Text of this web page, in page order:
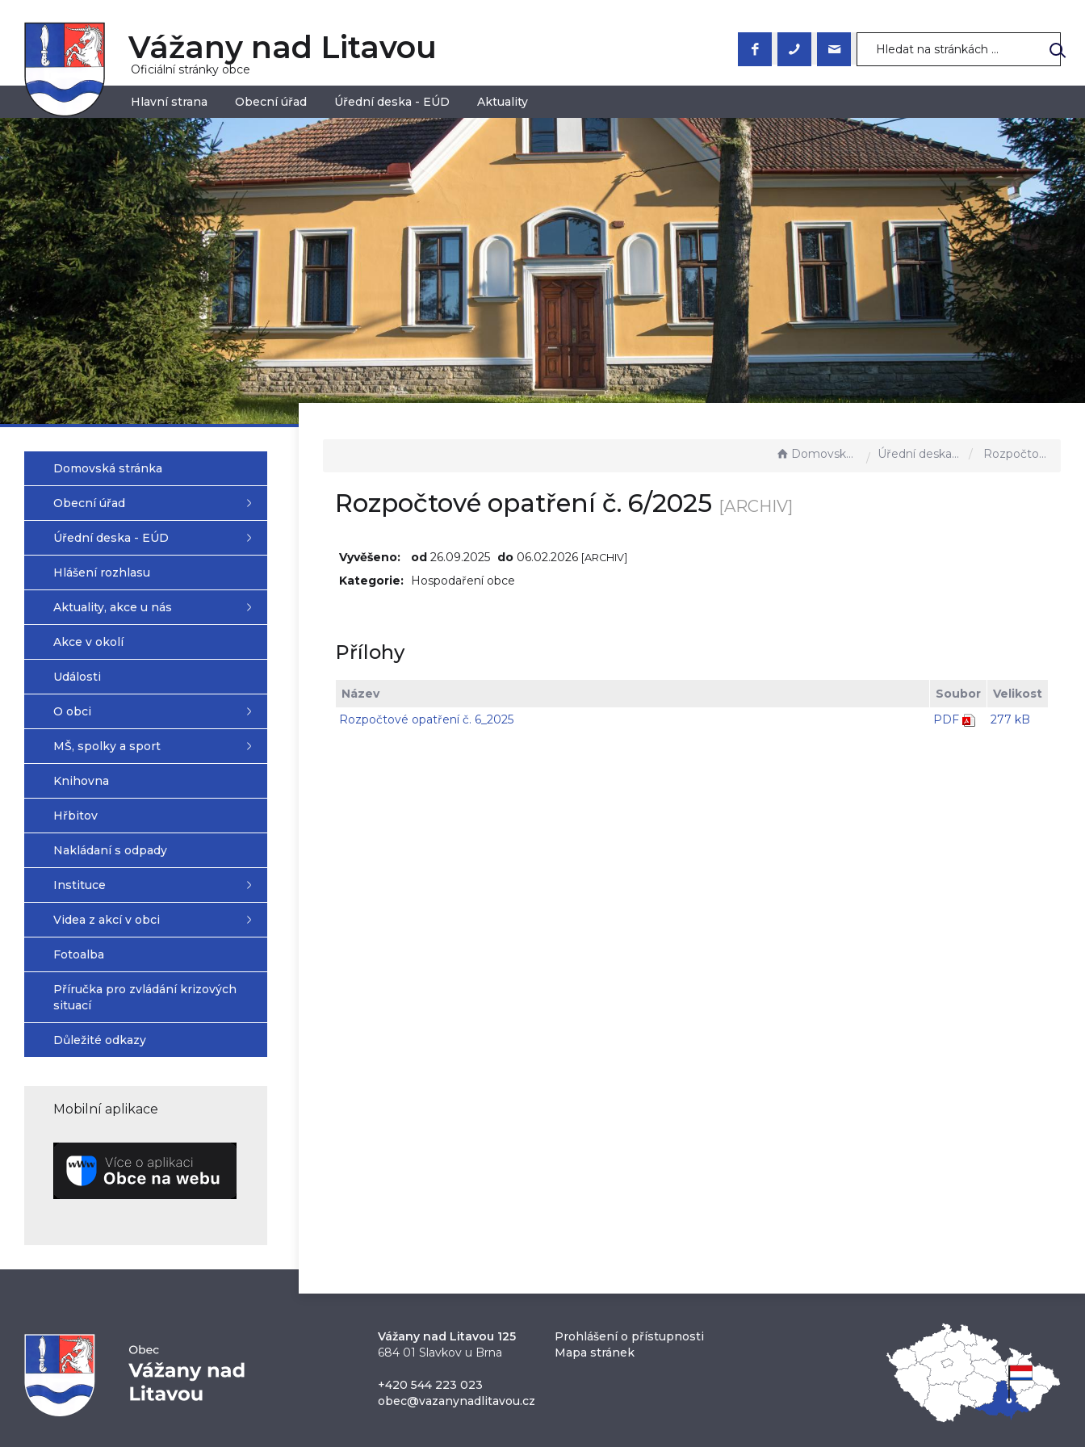
Vážany nad Litavou
Oficiální stránky obce
Hlavní strana Obecní úřad Úřední deska - EÚD Aktuality
Domovská stránka
Obecní úřad
Úřední deska - EÚD
Hlášení rozhlasu
Aktuality, akce u nás
Akce v okolí
Události
O obci
MŠ, spolky a sport
Knihovna
Hřbitov
Nakládaní s odpady
Instituce
Videa z akcí v obci
Fotoalba
Příručka pro zvládání krizových
situací
Důležité odkazy
Mobilní aplikace
Domovská stránka Úřední deska - EÚD Rozpočtové opatření č. 6/2025
Rozpočtové opatření č. 6/2025 [ARCHIV]
Vyvěšeno: od 26.09.2025 do 06.02.2026 [ARCHIV]
Kategorie: Hospodaření obce
Přílohy
Název Soubor
Velikost
Rozpočtové opatření č. 6_2025
PDF 277 kB
Vážany nad Litavou 125
684 01 Slavkov u Brna
+420 544 223 023
obec@vazanynadlitavou.cz
Prohlášení o přístupnosti
Mapa stránek